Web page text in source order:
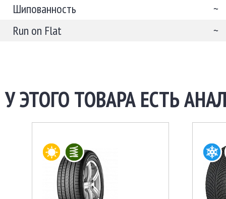
Шипованность
~
Run on Flat
~
У ЭТОГО ТОВАРА ЕСТЬ